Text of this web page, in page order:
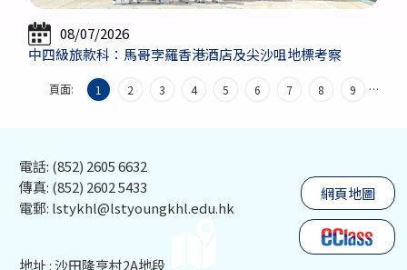
08/07/2026
中四級旅款科：馬哥孛羅香港酒店及尖沙咀地標考察
頁面: 1 2 3 4 5 6 7 8 9 …
電話: (852) 2605 6632
傳真: (852) 2602 5433
電郵: lstykhl@lstyoungkhl.edu.hk
地址 : 沙田隆亨村2A地段
網頁地圖